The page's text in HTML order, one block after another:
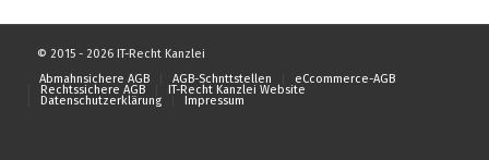
© 2015 - 2026 IT-Recht Kanzlei
Abmahnsichere AGB
AGB-Schnttstellen eCcommerce-AGB
Rechtssichere AGB IT-Recht Kanzlei Website
Datenschutzerklärung Impressum